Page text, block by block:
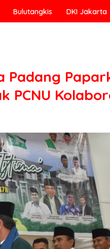
Bulutangkis DKI Jakarta
Padang
PCNU